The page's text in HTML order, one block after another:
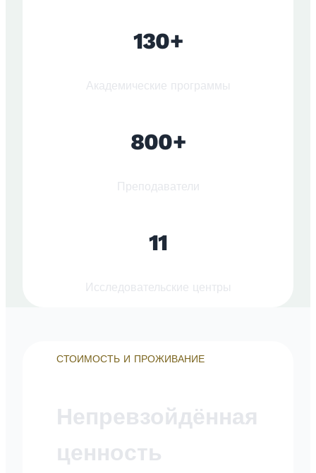
130+
Академические программы
800+
Преподаватели
11
Исследовательские центры
СТОИМОСТЬ И ПРОЖИВАНИЕ
Непревзойдённая
ценность